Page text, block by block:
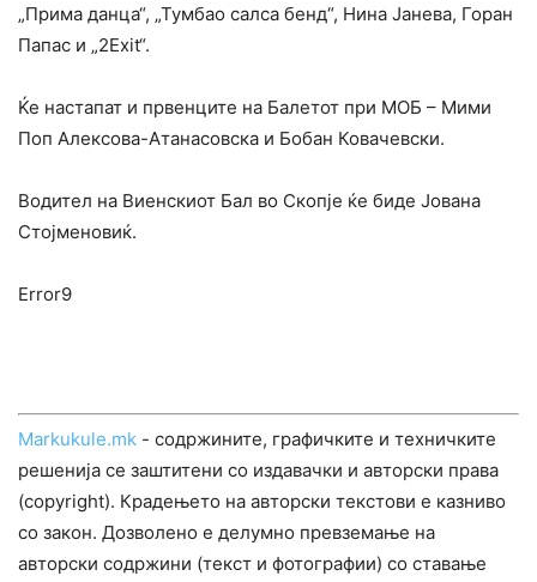
„Прима данца“, „Тумбао салса бенд“, Нина Јанева, Горан
Папас и „2Еxit“.
Ќе настапат и првенците на Балетот при МОБ – Мими
Поп Алексова-Атанасовска и Бобан Ковачевски.
Водител на Виенскиот Бал во Скопје ќе биде Јована
Стојменовиќ.
Error9
Markukule.mk - содржините, графичките и техничките
решенија се заштитени со издавачки и авторски права
(copyright). Крадењето на авторски текстови е казниво
со закон. Дозволено е делумно превземање на
авторски содржини (текст и фотографии) со ставање